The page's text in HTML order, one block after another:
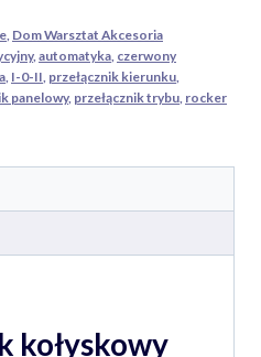
Dom Warsztat Akcesoria
, automatyka czerwony
I-0-II przełącznik kierunku
panelowy, przełącznik trybu rocker
kołyskowy